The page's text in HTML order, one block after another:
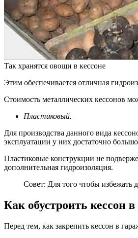
Так хранятся овощи в кессоне
Этим обеспечивается отличная
Стоимость металлических кессонов
Пластиковый.
Для производства данного вида
эксплуатации у них достаточно
Пластиковые конструкции не
дополнительная гидроизоляция.
Совет: Для того чтобы избежать
Как обустроить кессон
Перед тем, как закрепить кессон в